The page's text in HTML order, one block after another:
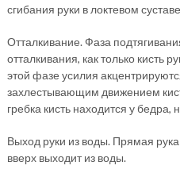
сгибания руки в локтевом
Отталкивание. Фаза
отталкивания, как только кисть
этой фазе усилия
захлестывающим движением
гребка кисть находится у бедра,
Выход руки из воды. Прямая
вверх выходит из воды.